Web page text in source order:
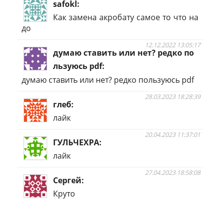
safokl
Как замена акробату самое то что на
до
думаю ставить или нет? редко по
льзуюсь pdf
12.12.2022 13:05:17
думаю ставить или нет? редко пользуюсь pdf
глеб
28.03.2023 18:28:39
лайк
ГУЛЬЧЕХРА
20.04.2023 11:37:01
лайк
Сергей
27.04.2023 18:58:08
Круто